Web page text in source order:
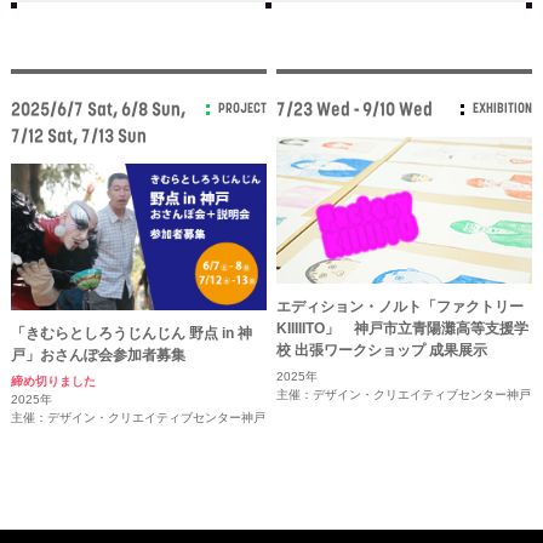
2025/6/7 Sat, 6/8 Sun,
7/12 Sat, 7/13 Sun
PROJECT
「きむらとしろうじんじん 野点 in 神
戸」おさんぽ会参加者募集
締め切りました
2025年
主催：デザイン・クリエイティブセンター神戸
7/23 Wed - 9/10 Wed EXHIBITION
エディション・ノルト「ファクトリー
KIIIIITO」 神戸市立青陽灘高等支援学
校 出張ワークショップ 成果展示
2025年
主催：デザイン・クリエイティブセンター神戸